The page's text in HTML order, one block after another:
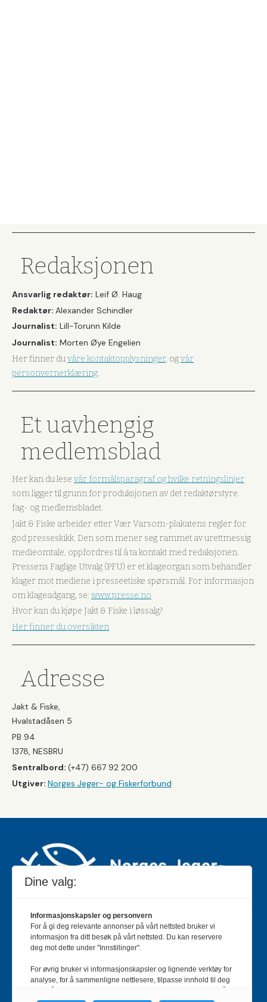
Redaksjonen
Ansvarlig redaktør: Leif Ø. Haug
Redaktør: Alexander Schindler
Journalist: Lill-Torunn Kilde
Journalist: Morten Øye Engelien
Her finner duvåre kontaktopplysninger, ogvår
personvernerklæring.
Et uavhengig
medlemsblad
Her kan du lese vår formålsparagraf og hvilke retningslinjer
som ligger til grunn for produksjonen av det redaktørstyre
fag- og medlemsbladet.
Jakt & Fiske arbeider etter Vær Varsom-plakatens regler for
god presseskikk. Den som mener seg rammet av urettmessig
medieomtale, oppfordres til å ta kontakt med redaksjonen.
Pressens Faglige Utvalg (PFU) er et klageorgan som behandler
klager mot mediene i presseetiske spørsmål. For informasjon
om klageadgang, se: www.presse.no
Hvor kan du kjøpe Jakt & Fiske i løssalg?
Her finner du oversikten
Adresse
Jakt & Fiske,
Hvalstadåsen 5
PB 94
1378, NESBRU
Sentralbord: (+47) 667 92 200
Utgiver: Norges Jeger- og Fiskerforbund
Jakt & Fiske er landets største og eldste magasin for
jakt- og fiskeinteresserte med 195 000 månedlige
Bladet er en månedlig publikasjon og utgis av Norges
Jeger- og Fiskerforbund.
Meld deg inn her
Dine valg:
Informasjonskapsler og personvern
For å gi deg relevante annonser på vårt nettsted bruker vi
informasjon fra ditt besøk på vårt nettsted. Du kan reservere
deg mot dette under "Innstillinger".
For øvrig bruker vi informasjonskapsler og lignende verktøy for
analyse, for å sammenligne nettlesere, tilpasse innhold til deg